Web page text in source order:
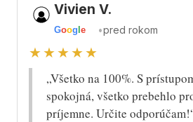
Vivien V.
Goog le •pred rokom
★★★★★
„Všetko na 100%. S
spokojná, všetko prebehlo
príjemne. Určite